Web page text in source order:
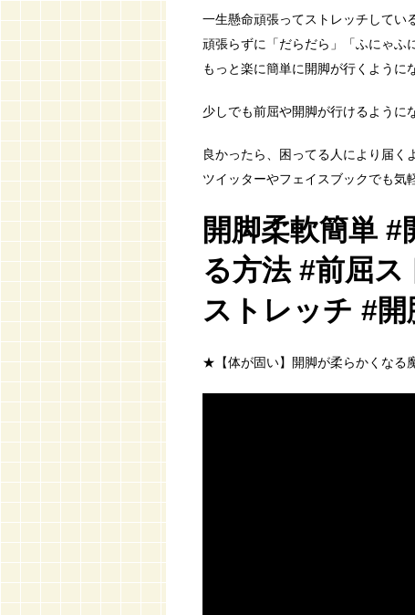
一生懸命頑張ってストレッチしてい
頑張らずに「だらだら」「ふにゃふ
もっと楽に簡単に開脚が行くように
少しでも前屈や開脚が行けるように
良かったら、困ってる人により届く
ツイッターやフェイスブックでも気
開脚柔軟簡単
る方法 #前屈
ストレッチ #
★【体が固い】開脚が柔らかくなる